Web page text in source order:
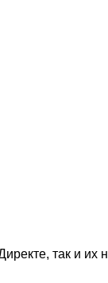
так и их